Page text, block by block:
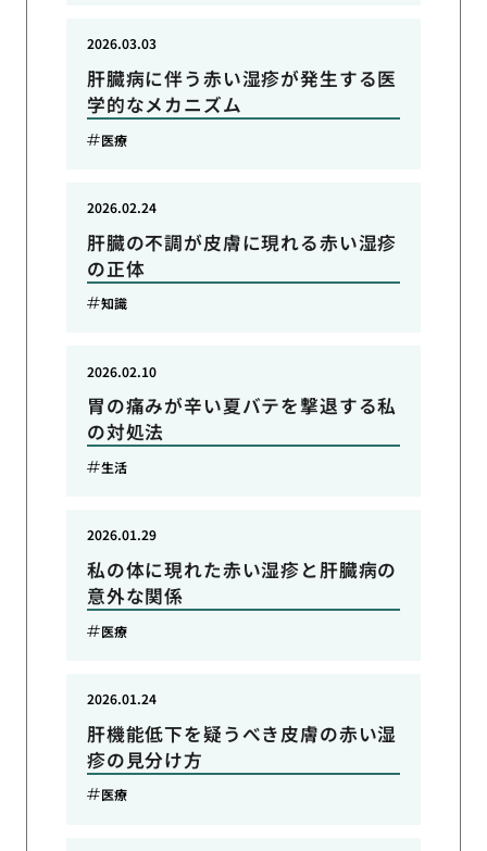
肝臓病に伴う赤い湿疹が発生する医
学的なメカニズム
2026.03.03
医療
肝臓の不調が皮膚に現れる赤い湿疹
の正体
2026.02.24
知識
胃の痛みが辛い夏バテを撃退する私
の対処法
2026.02.10
生活
私の体に現れた赤い湿疹と肝臓病の
意外な関係
2026.01.29
医療
肝機能低下を疑うべき皮膚の赤い湿
疹の見分け方
2026.01.24
医療